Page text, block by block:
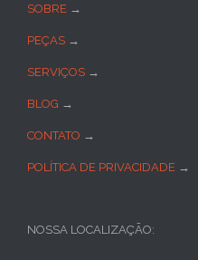
SOBRE →
PEÇAS →
SERVIÇOS →
BLOG →
CONTATO →
POLÍTICA DE PRIVACIDADE →
NOSSA LOCALIZAÇÃO: